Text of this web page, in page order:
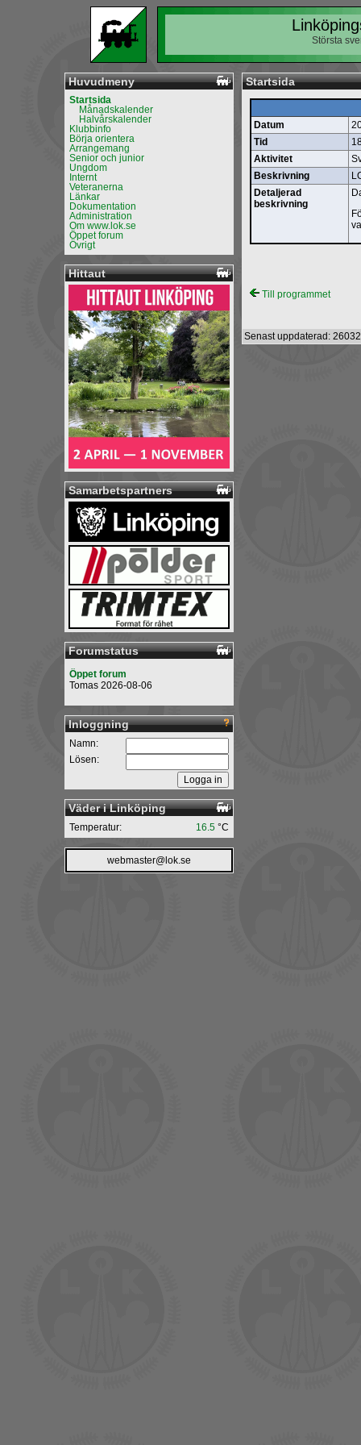
Största
Huvudmeny
Startsida
Månadskalender
Halvårskalender
Klubbinfo
Börja orientera
Arrangemang
Senior och junior
Ungdom
Internt
Veteranerna
Länkar
Dokumentation
Administration
Om www.lok.se
Öppet forum
Övrigt
Hittaut
Samarbetspartners
Forumstatus
Öppet forum
Tomas 2026-08-06
Inloggning
Namn:
Lösen:
Väder i Linköping
16.5 °C
Temperatur:
webmaster@lok.se
Startsida
Datum
Tid
Aktivitet
Beskrivning
Detaljerad
beskrivning
Till programmet
Senast uppdaterad: